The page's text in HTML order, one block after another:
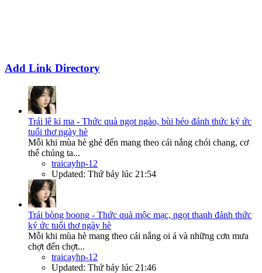
Add Link Directory
Trái lê ki ma - Thức quà ngọt ngào, bùi béo đánh thức ký ức
tuổi thơ ngày hè
Mỗi khi mùa hè ghé đến mang theo cái nắng chói chang, cơ
thể chúng ta...
traicayhp-12
Updated: Thứ bảy lúc 21:54
Trái bòng boong - Thức quà mộc mạc, ngọt thanh đánh thức
ký ức tuổi thơ ngày hè
Mỗi khi mùa hè mang theo cái nắng oi ả và những cơn mưa
chợt đến chợt...
traicayhp-12
Updated: Thứ bảy lúc 21:46